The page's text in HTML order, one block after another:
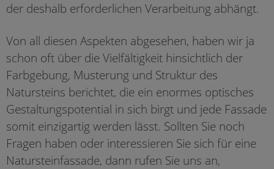
der deshalb erforderlichen Verarbeitung abhängt.
Von all diesen Aspekten abgesehen, haben wir ja
schon oft über die Vielfältigkeit hinsichtlich der
Farbgebung, Musterung und Struktur des
Natursteins berichtet, die ein enormes optisches
Gestaltungspotential in sich birgt und jede Fassade
somit einzigartig werden lässt. Sollten Sie noch
Fragen haben oder interessieren Sie sich für eine
Natursteinfassade, dann rufen Sie uns an,